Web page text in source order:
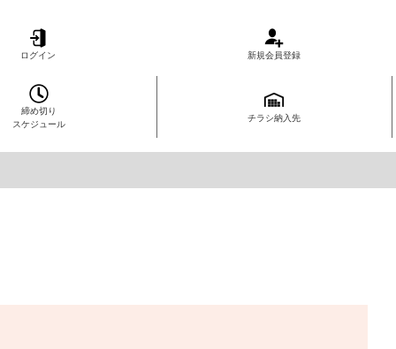
ログイン 新規会員登録
締め切り
スケジュール
チラシ納入先